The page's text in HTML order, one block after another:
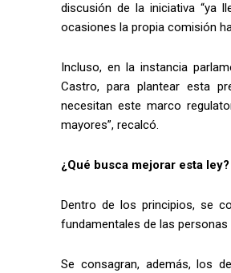
discusión de la iniciativa “ya
ocasiones la propia comisión
Incluso, en la instancia
Castro, para plantear esta
necesitan este marco
mayores”, recalcó.
¿Qué busca mejorar esta ley?
​Dentro de los principios, se
fundamentales de las personas
​Se consagran, además, los